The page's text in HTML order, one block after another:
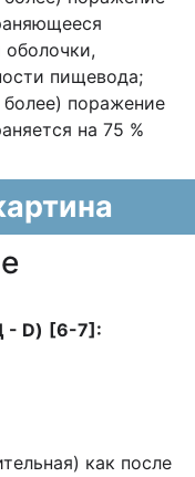
оболочки,
пищевода;
поражение
на 75 %
- D) [6-7]:
как после